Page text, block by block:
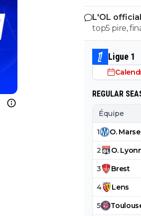
mouillez
même
L'OL
à Getafe
top5 pire,
surement,
des Ligue 1
REGULAR
Équipe
1 O.
2 O.
3 Brest
4 Lens
5